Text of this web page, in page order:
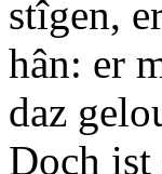
stîgen,
hân: er
daz
Doch